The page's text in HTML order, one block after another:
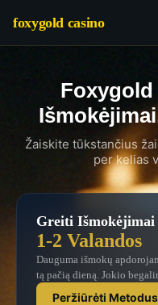
foxygold casino
Foxygold
Žaiskite tūkstančius
per kelias
Greiti Išmokėjimai
1-2 Valandos
Dauguma išmokų
tą pačią dieną. Jokio
Peržiūrėti Metodus